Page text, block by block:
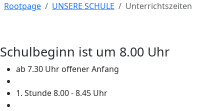
Rootpage UNSERE SCHULE Unterrichtszeiten
Schulbeginn ist um 8.00 Uhr
ab 7.30 Uhr offener Anfang
1. Stunde 8.00 - 8.45 Uhr